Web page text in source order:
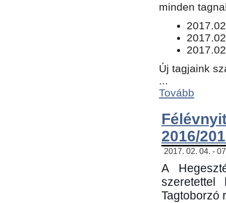
minden
Új tagjaink
...
Tovább
2016/
2017. 02. 04. -
A
Tagtoborzó